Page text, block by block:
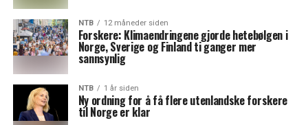
NTB 12 måneder siden
Forskere: Klimaendringene gjorde hetebølgen i
Norge, Sverige og Finland ti ganger mer
sannsynlig
NTB 1 år siden
Ny ordning for å få flere utenlandske forskere
til Norge er klar